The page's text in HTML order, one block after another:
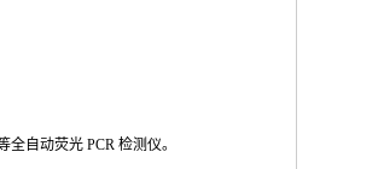
全自动荧光 PCR 检测仪。